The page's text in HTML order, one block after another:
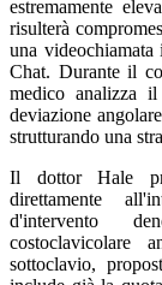
estremamente
risulterà
una
Chat. Durante il
medico analizza
deviazione
strutturando una
Il dottor Hale
direttamente
d'intervento
costoclavicolare
sottoclavio,